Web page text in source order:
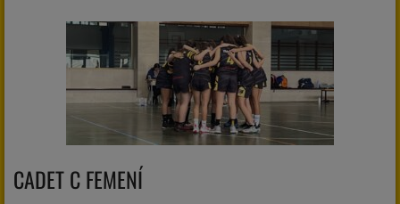
CADET C FEMENÍ